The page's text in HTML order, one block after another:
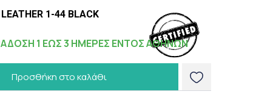
1-44 BLACK
1 ΕΩΣ 3 ΗΜΕΡΕΣ ΕΝΤΟΣ ΑΘΗΝΩΝ
Προσθήκη στο καλάθι